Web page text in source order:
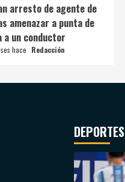
arresto de agente de
amenazar a punta de
a un conductor
hace Redacción
DEPORTES